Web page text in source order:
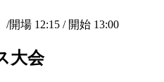
/開場 12:15 / 開始 13:00
大会